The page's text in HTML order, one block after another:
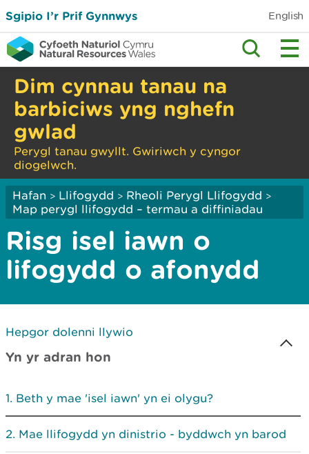
Sgipio I’r Prif Gynnwys English
Dim cynnau tanau na
barbiciws yng nghefn
gwlad
Perygl tanau gwyllt. Gwiriwch y cyngor
diogelwch.
Hafan > Llifogydd > Rheoli Perygl Llifogydd >
Map perygl llifogydd – termau a diffiniadau
Risg isel iawn o
lifogydd o afonydd
Hepgor dolenni llywio
Yn yr adran hon
Beth y mae 'isel iawn' yn ei olygu?
Mae llifogydd yn dinistrio - byddwch yn barod